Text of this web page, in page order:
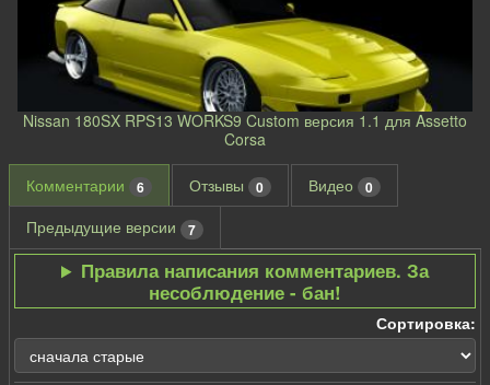
Nissan 180SX RPS13 WORKS9 Custom версия 1.1 для Assetto
Corsa
Комментарии 6 Отзывы 0 Видео 0
Предыдущие версии 7
Правила написания комментариев. За
несоблюдение - бан!
Сортировка: